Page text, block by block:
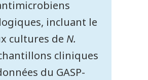
incluant le
cultures de N.
cliniques
du GASP-